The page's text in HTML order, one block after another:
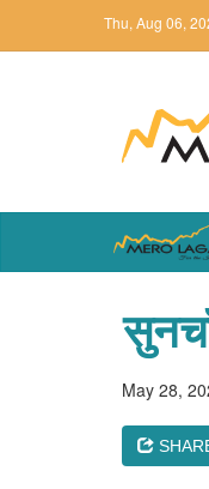
Thu, Aug 06,
May 28,